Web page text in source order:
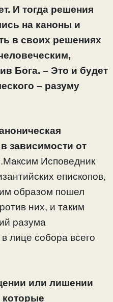
И тогда решения
на каноны и
в своих решениях
Бога. – Это и будет
– разуму
зависимости от
Исповедник
епископов,
образом пошел
них, и таким
разума
лице собора всего
или лишении
которые